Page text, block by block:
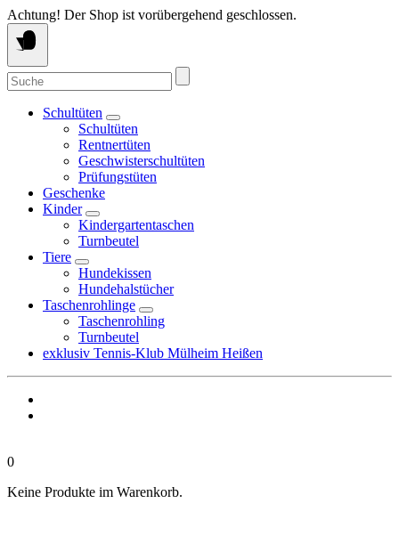
Springe
zum
Inhalt
Achtung! Der Shop ist vorübergehend geschlossen.
Suche
nach:
Schultüten
Schultüten
Rentnertüten
Geschwisterschultüten
Prüfungstüten
Geschenke
Kinder
Kindergartentaschen
Turnbeutel
Tiere
Hundekissen
Hundehalstücher
Taschenrohlinge
Taschenrohling
Turnbeutel
exklusiv Tennis-Klub Mülheim Heißen
0
Keine Produkte im Warenkorb.